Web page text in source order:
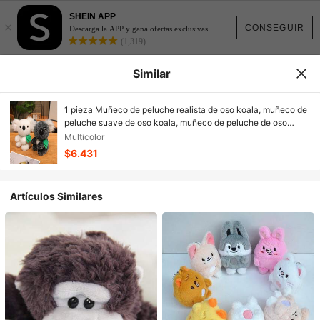
CONSEGUIR
×
SHEIN APP
Descarga la APP y gana ofertas exclusivas
(1,319)
Similar
1 pieza Muñeco de peluche realista de oso koala, muñeco de
peluche suave de oso koala, muñeco de peluche de oso
koala lindo y realista, muñeco de peluche para niños,
decoración del hogar, adecuado para niños y niñas, regalo
para fiestas, regalo del Día del Niño, regalo de cumpleaños,
Multicolor
$6.431
Artículos Similares